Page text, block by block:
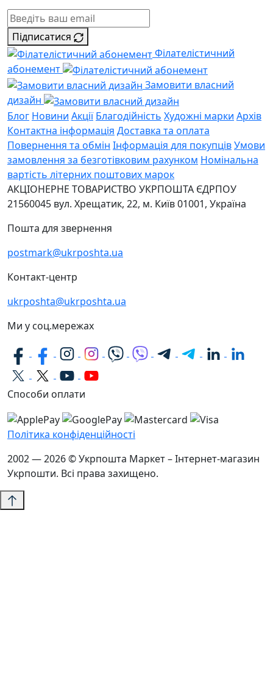
Підписатися
Філателістичний
абонемент
Замовити власний
дизайн
Блог Новини Акції Благодійність Художні марки Архів
Контактна інформація Доставка та оплата
Повернення та обмін Інформація для покупцівУмови
замовлення за безготівковим рахунком Номінальна
вартість літерних поштових марок
АКЦІОНЕРНЕ ТОВАРИСТВО УКРПОШТА ЄДРПОУ
21560045 вул. Хрещатик, 22, м. Київ01001, Україна
Пошта для звернення
postmark@ukrposhta.ua
Контакт-центр
ukrposhta@ukrposhta.ua
Ми у соц.мережах
Способи оплати
Політика конфіденційності
2002 — 2026 © Укрпошта Маркет – Інтернет-магазин
Укрпошти. Всі права захищено.